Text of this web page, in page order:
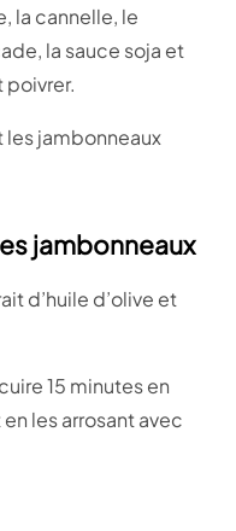
la cannelle, le
la sauce soja et
poivrer.
jambonneaux
jambonneaux
d’huile d’olive et
15 minutes en
les arrosant avec